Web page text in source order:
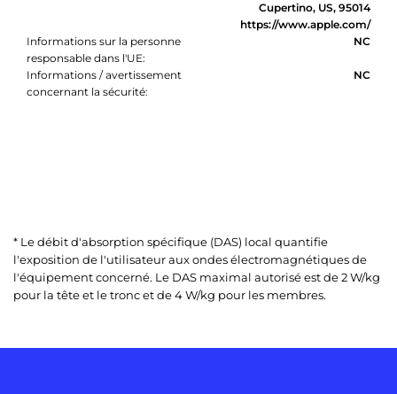
Cupertino, US, 95014
https://www.apple.com/
Informations sur la personne
responsable dans l'UE:
NC
Informations / avertissement
concernant la sécurité:
NC
* Le débit d'absorption spécifique (DAS) local quantifie
l'exposition de l'utilisateur aux ondes électromagnétiques de
l'équipement concerné. Le DAS maximal autorisé est de 2 W/kg
pour la tête et le tronc et de 4 W/kg pour les membres.